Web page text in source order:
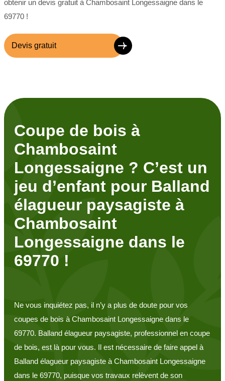
obtenir un devis gratuit à Chambosaint Longessaigne dans le
69770 !
Devis gratuit
Coupe de bois à
Chambosaint
Longessaigne ? C’est un
jeu d’enfant pour Balland
élagueur paysagiste à
Chambosaint
Longessaigne dans le
69770 !
Ne vous inquiétez pas, il n’y a plus de doute pour vos
coupes de bois à Chambosaint Longessaigne dans le
69770. Balland élagueur paysagiste, professionnel en coupe
de bois, est là pour vous. Il est nécessaire de faire appel à
Balland élagueur paysagiste à Chambosaint Longessaigne
dans le 69770, puisque vos travaux relèvent de son